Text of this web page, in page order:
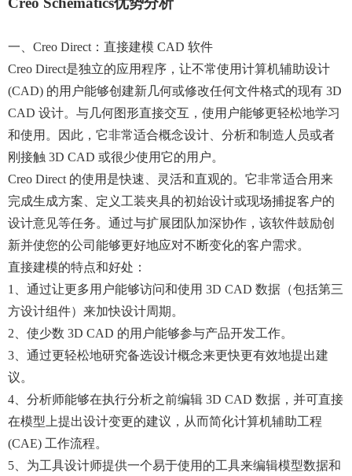
一、Creo Direct：直接建模 CAD 软件
Creo Direct是独立的应用程序，让不常使用计算机辅助设计
(CAD) 的用户能够创建新几何或修改任何文件格式的现有 3D
CAD 设计。与几何图形直接交互，使用户能够更轻松地学习
和使用。因此，它非常适合概念设计、分析和制造人员或者
刚接触 3D CAD 或很少使用它的用户。
Creo Direct 的使用是快速、灵活和直观的。它非常适合用来
完成生成方案、定义工装夹具的初始设计或现场捕捉客户的
设计意见等任务。通过与扩展团队加深协作，该软件鼓励创
新并使您的公司能够更好地应对不断变化的客户需求。
直接建模的特点和好处：
1、通过让更多用户能够访问和使用 3D CAD 数据（包括第三
方设计组件）来加快设计周期。
2、使少数 3D CAD 的用户能够参与产品开发工作。
3、通过更轻松地研究备选设计概念来更快更有效地提出建
议。
4、分析师能够在执行分析之前编辑 3D CAD 数据，并可直接
在模型上提出设计变更的建议，从而简化计算机辅助工程
(CAE) 工作流程。
5、为工具设计师提供一个易于使用的工具来编辑模型数据和